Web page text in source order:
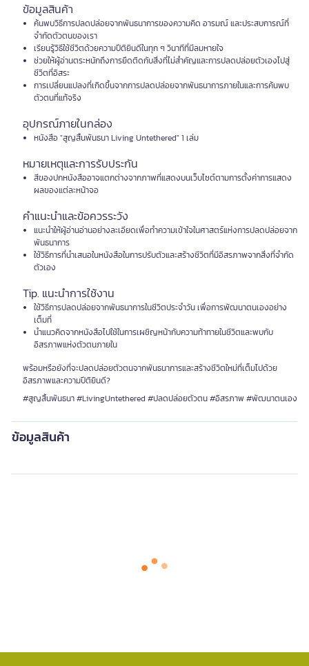
ข้อมูลสินค้า
ค้นพบวิธีการปลดปล่อยจากพันธนาการของความคิด อารมณ์ และประสบการณ์ที่
จำกัดตัวตนของเรา
เรียนรู้วิธีใช้ชีวิตด้วยความปีติยินดีในทุก ๆ วินาทีที่มีลมหายใจ
ช่วยให้ผู้อ่านตระหนักถึงการยึดติดกับสิ่งที่ไม่สำคัญและการปลดปล่อยตัวเองไปสู่
ชีวิตที่อิสระ
การเปลี่ยนแปลงที่เกิดขึ้นจากการปลดปล่อยจากพันธนาการภายในและการค้นพบ
ตัวตนที่แท้จริง
อุปกรณ์ภายในกล่อง
หนังสือ "สูญสิ้นพันธนา Living Untethered" 1 เล่ม
หมายเหตุและการรับประกัน
สีของปกหนังสืออาจแตกต่างจากภาพที่แสดงบนเว็บไซต์ตามการตั้งค่าการแสดง
ผลของแต่ละหน้าจอ
คำแนะนำและข้อควรระวัง
แนะนำให้ผู้อ่านอ่านอย่างละเอียดเพื่อทำความเข้าใจในศาสตร์แห่งการปลดปล่อยจาก
พันธนาการ
ใช้วิธีการที่นำเสนอในหนังสือในการปรับตัวและสร้างชีวิตที่มีอิสรภาพจากสิ่งที่จำกัด
ตัวเอง
Tip. แนะนำการใช้งาน
ใช้วิธีการปลดปล่อยจากพันธนาการในชีวิตประจำวัน เพื่อการพัฒนาตนเองอย่าง
เต็มที่
นำแนวคิดจากหนังสือไปใช้ในการเผชิญหน้ากับความท้าทายในชีวิตและพบกับ
อิสรภาพแห่งตัวตนภายใน
พร้อมหรือยังที่จะปลดปล่อยตัวตนจากพันธนาการและสร้างชีวิตใหม่ที่เต็มไปด้วย
อิสรภาพและความปีติยินดี?
#สูญสิ้นพันธนา #LivingUntethered #ปลดปล่อยตัวตน #อิสรภาพ #พัฒนาตนเอง
ข้อมูลสินค้า